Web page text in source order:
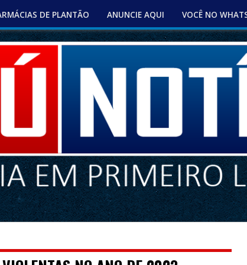
DE PLANTÃO ANUNCIE AQUI VOCÊ NO